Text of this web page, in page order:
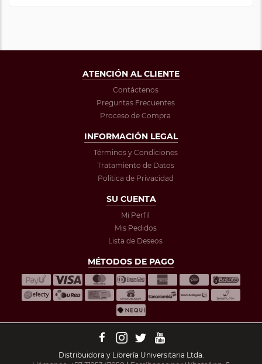
ATENCIÓN AL CLIENTE
Contáctenos
Preguntas Frecuentes
Proceso de Compra
INFORMACIÓN LEGAL
Términos y Condiciones
Tratamiento de Datos
Política de Privacidad
SU CUENTA
Mi Perfil
Mis Pedidos
Lista de Deseos
MÉTODOS DE PAGO
Distribuidora y Librería Universitaria Ltda.